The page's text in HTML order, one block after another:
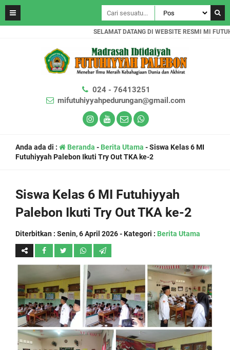
SELAMAT DATANG DI WEBSITE RESMI MI
024 - 76413251
mifutuhiyyahpedurungan@gmail.com
Anda ada di : Beranda - Berita Utama -Siswa Kelas 6 MI
Futuhiyyah Palebon Ikuti Try Out TKA ke-2
Siswa Kelas 6 MI Futuhiyyah
Palebon Ikuti Try Out TKA ke-2
Diterbitkan : Senin, 6 April 2026- Kategori : Berita Utama